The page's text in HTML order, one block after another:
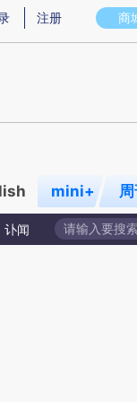
实意图存在偏差。不代
商
注册
mini+ 周
讣闻